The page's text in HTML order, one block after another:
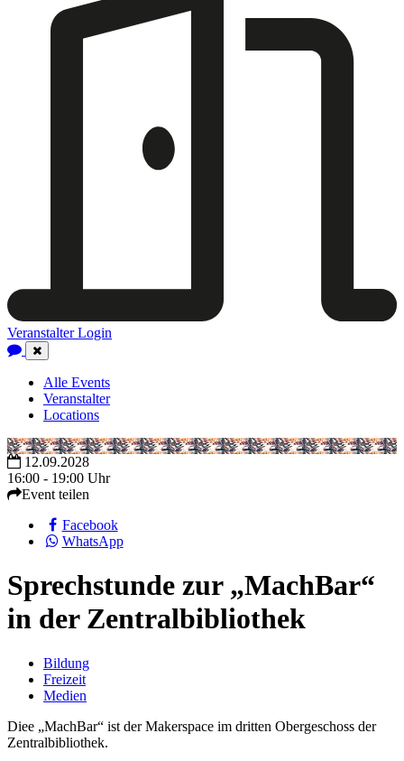
Veranstalter Login
Close
Navigation
Alle Events
Veranstalter
Locations
12.09.2028
16:00 - 19:00 Uhr
Event teilen
Facebook
WhatsApp
Sprechstunde zur „MachBar“
in der Zentralbibliothek
Bildung
Freizeit
Medien
Diee „MachBar“ ist der Makerspace im dritten Obergeschoss der
Zentralbibliothek.